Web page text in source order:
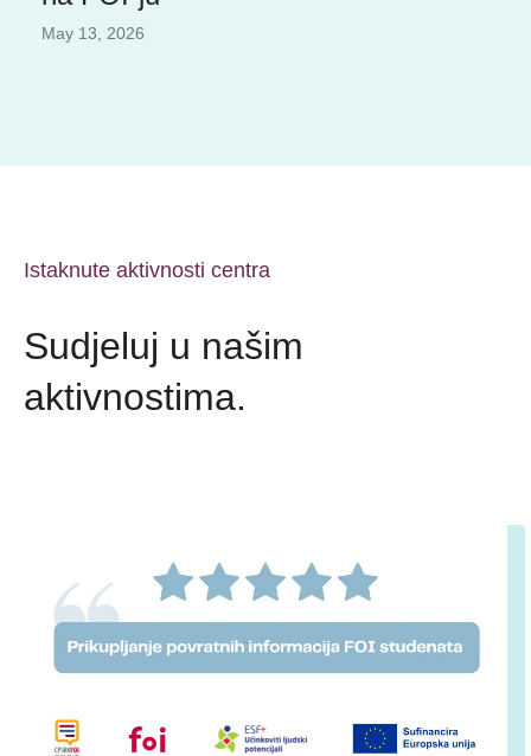
May 13, 2026
Istaknute aktivnosti centra
Sudjeluj u našim
aktivnostima.